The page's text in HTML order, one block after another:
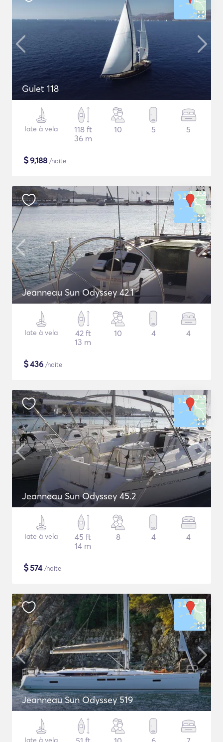
Gulet 118
Iate à vela
118 ft
36 m
10 5 5
$9,188 /noite
Jeanneau Sun Odyssey 42.1
Iate à vela
42 ft
13 m
10 4 4
$436 /noite
Jeanneau Sun Odyssey 45.2
Iate à vela
45 ft
14 m
8 4 4
$574/noite
Jeanneau Sun Odyssey 519
Iate à vela